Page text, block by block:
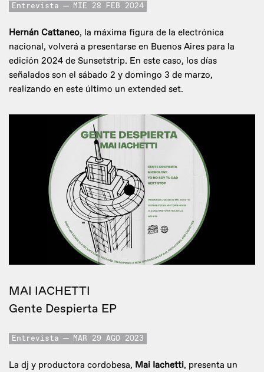
Entrevista MIE 28 FEB 2024
Hernán Cattaneo, la máxima figura de la electrónica
nacional, volverá a presentarse en Buenos Aires para la
edición 2024 de Sunsetstrip. En este caso, los días
señalados son el sábado 2 y domingo 3 de marzo,
realizando en este último un extended set.
MAI IACHETTI
Gente Despierta EP
Entrevista MAR 29 AGO 2023
La dj y productora cordobesa, Mai Iachetti, presenta un